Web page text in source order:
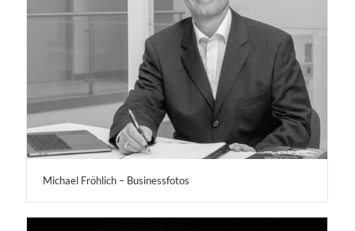
Michael Fröhlich – Businessfotos